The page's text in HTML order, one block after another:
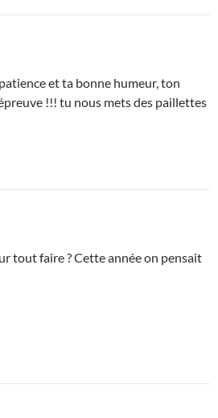
et ta bonne humeur, ton
!!! tu nous mets des paillettes
tout faire ? Cette année on pensait